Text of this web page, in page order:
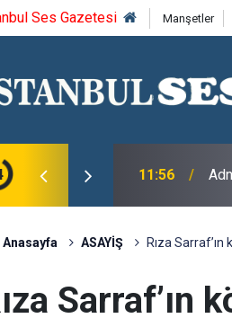
Ses Gazetesi Manşetler
Ziyaret Etti 11:56
Anasayfa ASAYİŞ Rıza
Sarraf’ın